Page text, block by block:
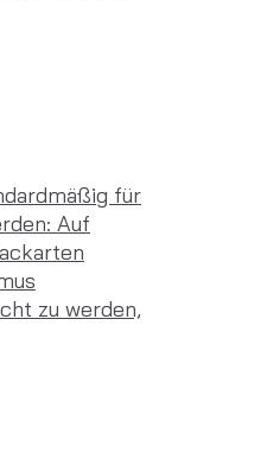
für
Auf
zu werden,